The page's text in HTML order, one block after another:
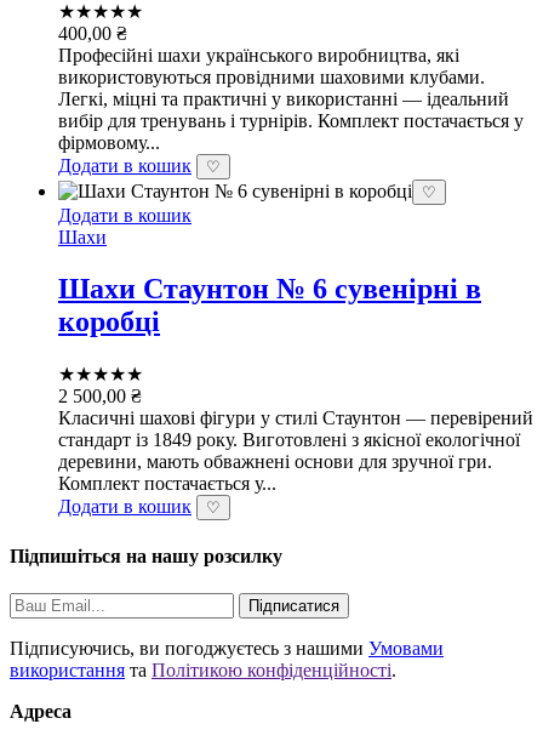
★★★★★
400,00 ₴
Професійні шахи українського виробництва, які
використовуються провідними шаховими клубами.
Легкі, міцні та практичні у використанні — ідеальний
вибір для тренувань і турнірів. Комплект постачається у
фірмовому...
Додати в кошик
♡
♡
Додати в кошик
Шахи
Шахи Стаунтон № 6 сувенірні в
коробці
★★★★★
2 500,00 ₴
Класичні шахові фігури у стилі Стаунтон — перевірений
стандарт із 1849 року. Виготовлені з якісної екологічної
деревини, мають обважнені основи для зручної гри.
Комплект постачається у...
Додати в кошик
♡
Підпишіться на нашу розсилку
Підписатися
Підписуючись, ви погоджуєтесь з нашими Умовами
використання та Політикою конфіденційності.
Адреса